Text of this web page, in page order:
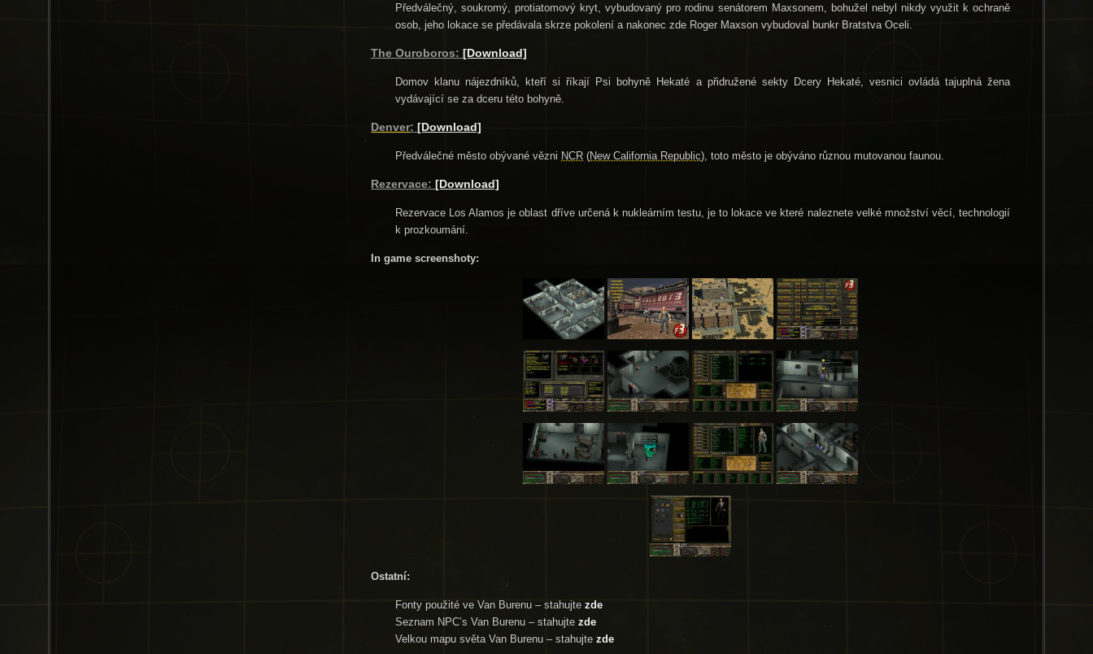
Předválečný, soukromý, protiatomový kryt, vybudovaný pro rodinu senátorem Maxsonem, bohužel nebyl nikdy využit k ochraně
osob, jeho lokace se předávala skrze pokolení a nakonec zde Roger Maxson vybudoval bunkr Bratstva Oceli.
The Ouroboros: [Download]
Domov klanu nájezdníků , kteří si říkají Psi bohyně Hekaté a přidružené sekty Dcery Hekaté, vesnici ovládá tajuplná žena
vydávající se za dceru této bohyně.
Denver: [Download]
Předválečné město obývané vězni NCR (New California Republic), toto město je obýváno různou mutovanou faunou.
Rezervace: [Download]
Rezervace Los Alamos je oblast dříve určená k nukleárním testu, je to lokace ve které naleznete velké množství věcí, technologií
k prozkoumání.
In game screenshoty:
Ostatní:
Fonty použité ve Van Burenu – stahujte zde
Seznam NPC’s Van Burenu – stahujte zde
Velkou mapu světa Van Burenu – stahujte zde